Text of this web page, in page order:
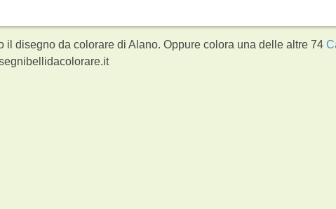
il disegno da colorare di Alano. Oppure colora una delle altre 74